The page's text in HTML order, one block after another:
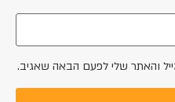
והאתר שלי לפעם הבאה שאגיב.